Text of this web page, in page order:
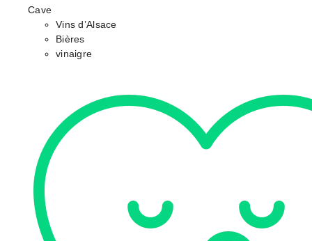
Cave
Vins d’Alsace
Bières
vinaigre